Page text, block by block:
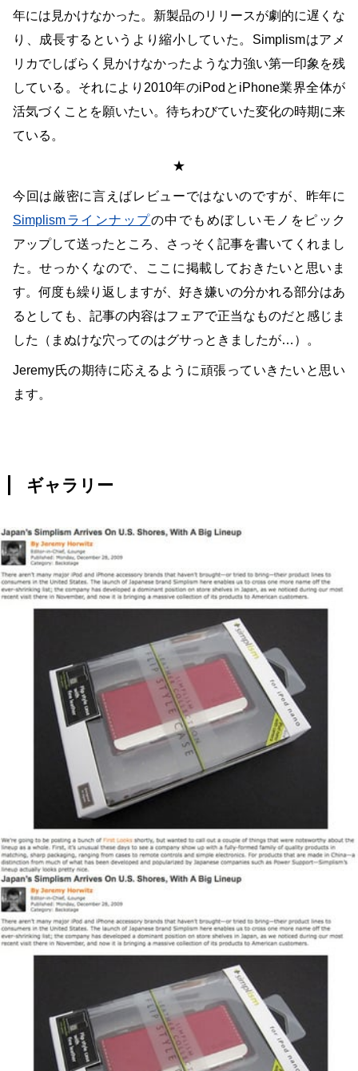
年には見かけなかった。新製品のリリースが劇的に遅くな
り、成長するというより縮小していた。Simplismはアメ
リカでしばらく見かけなかったような力強い第一印象を残
している。それにより2010年のiPodとiPhone業界全体が
活気づくことを願いたい。待ちわびていた変化の時期に来
ている。
★
今回は厳密に言えばレビューではないのですが、昨年に
Simplismラインナップの中でもめぼしいモノをピック
アップして送ったところ、さっそく記事を書いてくれまし
た。せっかくなので、ここに掲載しておきたいと思いま
す。何度も繰り返しますが、好き嫌いの分かれる部分はあ
るとしても、記事の内容はフェアで正当なものだと感じま
した（まぬけな穴ってのはグサっときましたが…）。
Jeremy氏の期待に応えるように頑張っていきたいと思い
ます。
ギャラリー